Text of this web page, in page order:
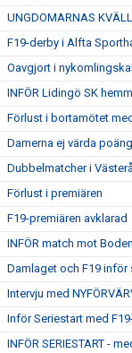
UNGDOMARNAS
F19-derby i Alfta
Oavgjort i
INFÖR Lidingö SK
Förlust i bortamötet
Damerna ej värda poäng
Dubbelmatcher i
Förlust i premiären
F19-premiären avklarad
INFÖR match mot
Damlaget och F19 inför
Intervju med
Inför Seriestart med
INFÖR SERIESTART -